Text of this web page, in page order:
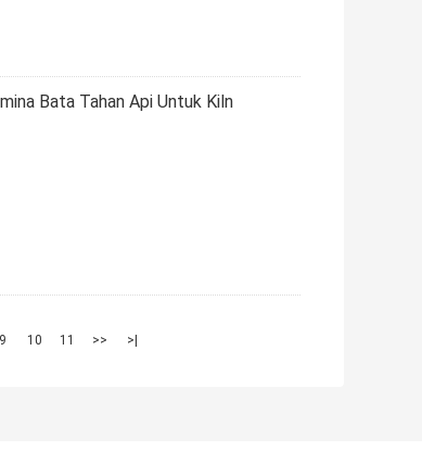
Bata Tahan Api Untuk Kiln
9 10 11 >> >|